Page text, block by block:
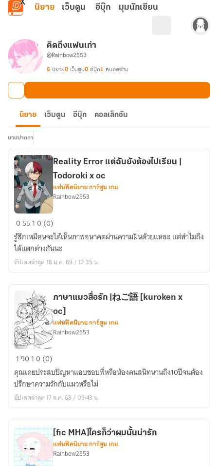
ข้ามไปยังเนื้อหาหลัก
นิยาย เว็บตูน อีบุ๊ก มุมนักเขียน
คิดถึงแฟนเก่า
@Rainbow2553
5 นิยาย0 เว็บตูน0 อีบุ๊ก1 คนติดตาม
นิยาย เว็บตูน อีบุ๊ก คอลเล็กชัน
นามปากกา
Reality
Error
แต่
ฉัน
ยัง
เรียน
|
Todoroki
x
oc
Reality Error แต่ฉันยังต้องไปเรียน |
Todoroki x oc
แฟนฟิคนิยาย การ์ตูน เกม
Rainbow2553
055 10 (0)
รู้สึกเหมือนจะได้เห็นภาพอนาคตผ่านความฝันด้วยแหละ แต่ทำไมถึง
ได้แตกต่างกันนะ
อัปเดตล่าสุด 18 ม.ค. 69 / 12:35 น.
ภาษา
สื่อ
รัก
|
ご
語
[kuroken
x
ภาษาแมวสื่อรัก |ねご語 [kuroken x
oc]
แฟนฟิคนิยาย การ์ตูน เกม
Rainbow2553
19010 (0)
คุณเคยประสบปัญหาแอบชอบพี่หรือน้องคนสนิทนานถึง10ปีจนต้อง
ปรึกษาความรักกับแมวหรือไม่
อัปเดตล่าสุด 17 ส.ค. 68 / 09:43 น.
[fic MHA]ใครก็ว่าผมนั้นน่ารัก
แฟนฟิคนิยาย การ์ตูน เกม
Rainbow2553